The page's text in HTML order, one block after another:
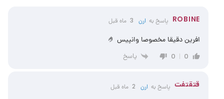
ROBINE پاسخ بهارن 3 ماه قبل
افرین دقیقا مخصوصا وانپیس 🤌
0
0 پاسخ
قتقتفت پاسخ بهارن 2 ماه قبل